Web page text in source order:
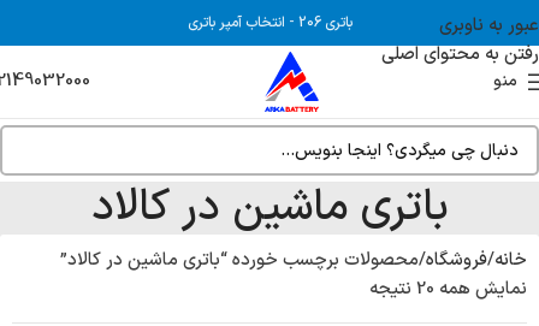
عبور به ناوبری
رفتن به محتوای اصلی
باتری 206 - انتخاب آمپر باتری
منو
باتری ماشین در کالاد
خانه فروشگاه محصولات برچسب خورده “باتری ماشین در کالاد”
نمایش همه 20 نتیجه